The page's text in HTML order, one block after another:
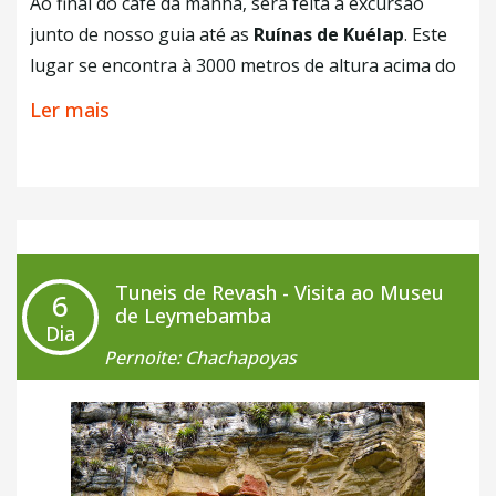
junto de nosso guia até as Ruínas de Kuélap. Este
lugar se encontra à 3000 metros de altura acima do
nível do mar e foi construído pelo antigo povo
Tingo e depois tomaremos um ônibus até o local. Ao
chegar, vamos ter a oportunidade de andar em
Teleférico até a entrada das ruínas
fará uma explicação sobre o local e um pouco da
história da fortaleza de Kuélap, considerado o
segundo sitio arqueológico de todo o Peru, ficando
atrás apenas da grandiosaMachu Picchu. Após o
nosso tour, retornaremos para a nossa
Ler mais
6
Dia
Tuneis de Revash - Visita ao Museu
de Leymebamba
Pernoite: Chachapoyas